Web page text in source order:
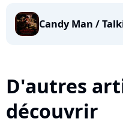
Candy Man /
D'autres
découvrir